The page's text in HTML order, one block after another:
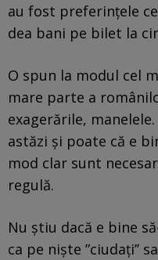
au fost preferințele
dea bani pe bilet la
O spun la modul cel
mare parte a
exagerările,
astăzi și poate că e
mod clar sunt
regulă.
Nu știu dacă e bine
ca pe niște ”ciudați’’